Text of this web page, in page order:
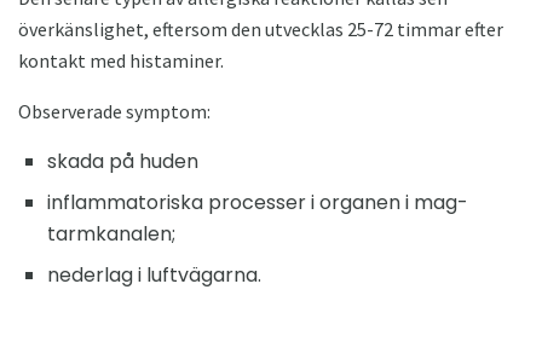
överkänslighet, eftersom den utvecklas 25-72 timmar efter
kontakt med histaminer.
Observerade symptom:
skada på huden
inflammatoriska processer i organen i mag-
tarmkanalen;
nederlag i luftvägarna.